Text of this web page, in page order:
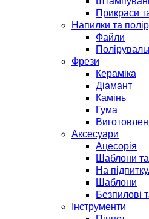
Прикраси
Напилки та
Файли
Фрези
Кераміка
Діамант
Камінь
Гума
Аксесуари
Ацесорія
Шаблони
На підпитку.
Шаблони
Безпилові
Інструменти